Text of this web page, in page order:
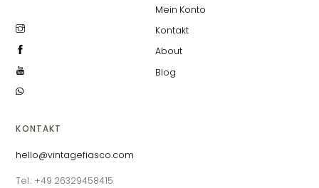
KONTAKT
hello@vintagefiasco.com
Tel.: +49 26329458415
Mein Konto
Kontakt
About
Blog